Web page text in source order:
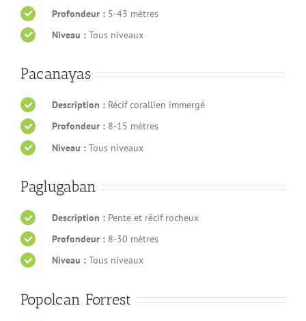
Profondeur : 5-43 mètres
Niveau : Tous niveaux
Pacanayas
Description : Récif corallien immergé
Profondeur : 8-15 mètres
Niveau :Tous niveaux
Paglugaban
Description : Pente et récif rocheux
Profondeur : 8-30 mètres
Niveau : Tous niveaux
Popolcan Forrest